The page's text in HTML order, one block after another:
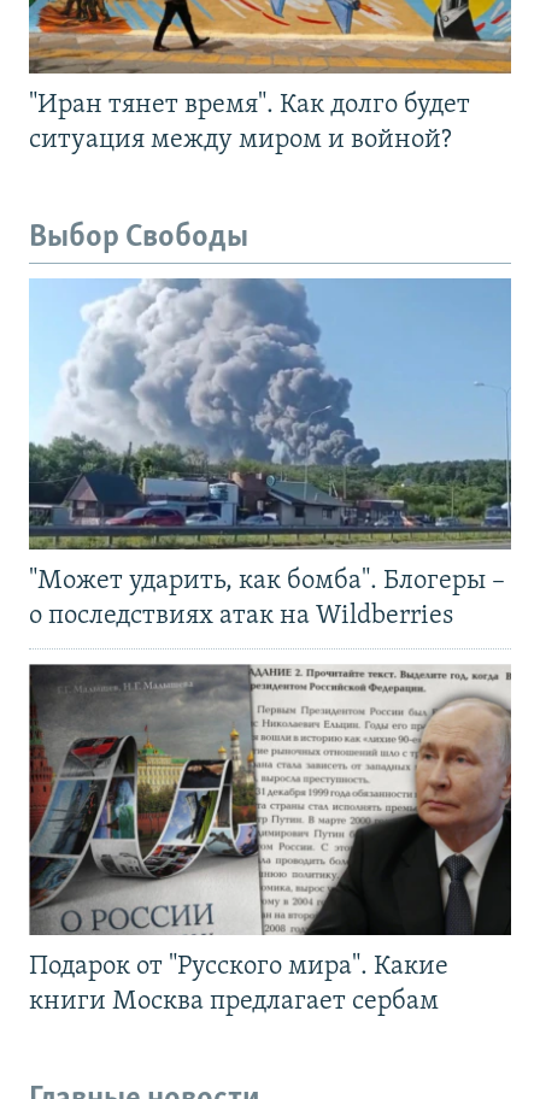
"Иран тянет время". Как долго будет
ситуация между миром и войной?
Выбор Свободы
"Может ударить, как бомба". Блогеры –
о последствиях атак на Wildberries
Подарок от "Русского мира". Какие
книги Москва предлагает сербам